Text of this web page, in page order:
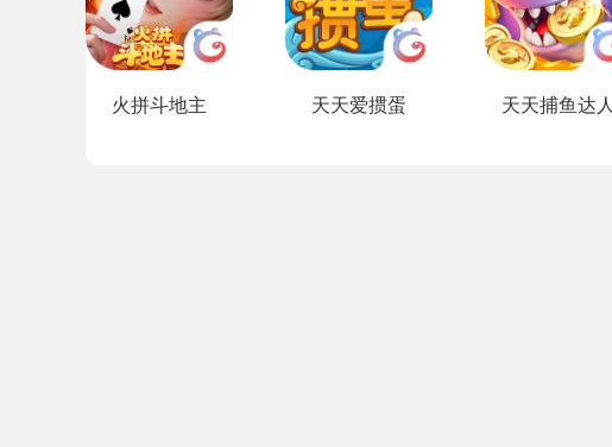
火拼斗地主 天天爱掼蛋 天天捕鱼达人